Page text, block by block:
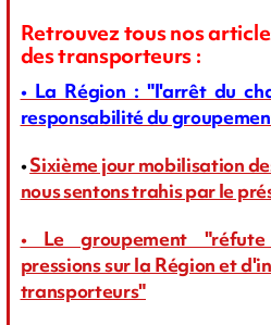
Retrouvez tous nos
des transporteurs :
• La Région : "l'arrêt du
responsabilité du
•Sixième jour mobilisation
nous sentons trahis par le
• Le groupement
pressions sur la Région et
transporteurs"